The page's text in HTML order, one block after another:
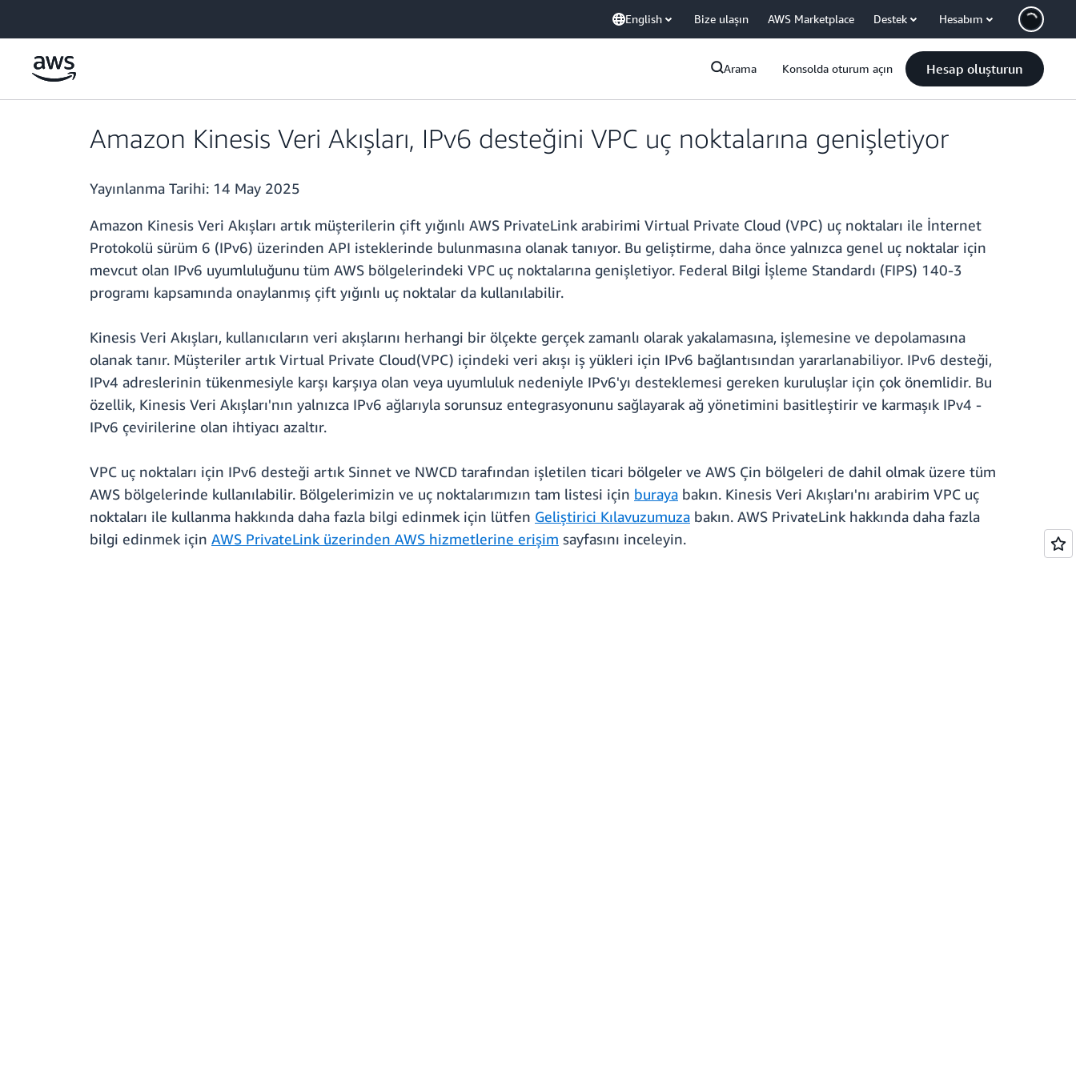
English Bize ulaşın AWS Marketplace Destek Hesabım
Arama Konsolda oturum açın Hesap oluşturun
Amazon Kinesis Veri Akışları, IPv6 desteğini VPC uç noktalarına genişletiyor
Yayınlanma Tarihi: 14 May 2025
Amazon Kinesis Veri Akışları artık müşterilerin çift yığınlı AWS PrivateLink arabirimi Virtual Private Cloud (VPC) uç noktaları ile İnternet
Protokolü sürüm 6 (IPv6) üzerinden API isteklerinde bulunmasına olanak tanıyor. Bu geliştirme, daha önce yalnızca genel uç noktalar için
mevcut olan IPv6 uyumluluğunu tüm AWS bölgelerindeki VPC uç noktalarına genişletiyor. Federal Bilgi İşleme Standardı (FIPS) 140-3
programı kapsamında onaylanmış çift yığınlı uç noktalar da kullanılabilir.
Kinesis Veri Akışları, kullanıcıların veri akışlarını herhangi bir ölçekte gerçek zamanlı olarak yakalamasına, işlemesine ve depolamasına
olanak tanır. Müşteriler artık Virtual Private Cloud(VPC) içindeki veri akışı iş yükleri için IPv6 bağlantısından yararlanabiliyor. IPv6 desteği,
IPv4 adreslerinin tükenmesiyle karşı karşıya olan veya uyumluluk nedeniyle IPv6'yı desteklemesi gereken kuruluşlar için çok önemlidir. Bu
özellik, Kinesis Veri Akışları'nın yalnızca IPv6 ağlarıyla sorunsuz entegrasyonunu sağlayarak ağ yönetimini basitleştirir ve karmaşık IPv4 -
IPv6 çevirilerine olan ihtiyacı azaltır.
VPC uç noktaları için IPv6 desteği artık Sinnet ve NWCD tarafından işletilen ticari bölgeler ve AWS Çin bölgeleri de dahil olmak üzere tüm
AWS bölgelerinde kullanılabilir. Bölgelerimizin ve uç noktalarımızın tam listesi için buraya bakın. Kinesis Veri Akışları'nı arabirim VPC uç
noktaları ile kullanma hakkında daha fazla bilgi edinmek için lütfen Geliştirici Kılavuzumuza bakın. AWS PrivateLink hakkında daha fazla
bilgi edinmek için AWS PrivateLink üzerinden AWS hizmetlerine erişim sayfasını inceleyin.